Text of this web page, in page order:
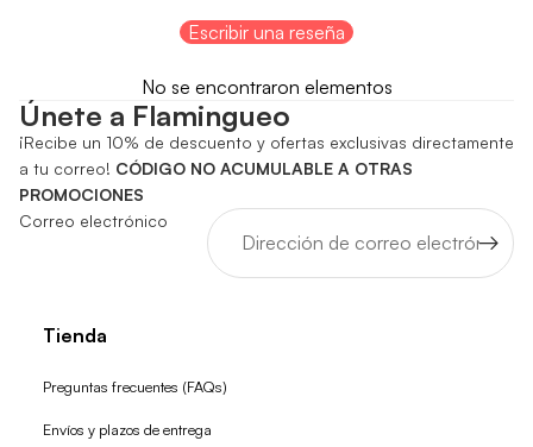
Escribir una reseña
No se encontraron elementos
Únete a Flamingueo
¡Recibe un 10% de descuento y ofertas exclusivas directamente
a tu correo! CÓDIGO NO ACUMULABLE A OTRAS
PROMOCIONES
Correo electrónico
Tienda
Preguntas frecuentes (FAQs)
Envíos y plazos de entrega